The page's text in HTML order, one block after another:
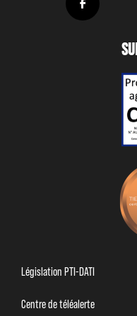
Législation PTI-DATI
Centre de téléalerte